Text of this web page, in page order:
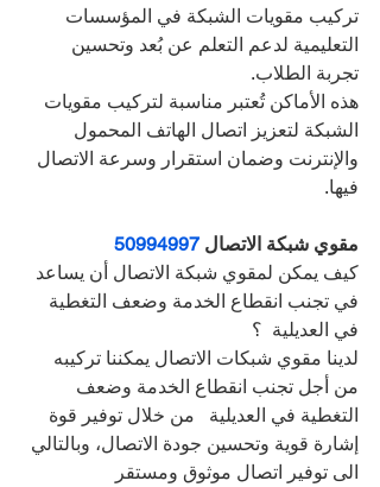
تركيب مقويات الشبكة في المؤسسات
التعليمية لدعم التعلم عن بُعد وتحسين
تجربة الطلاب.
هذه الأماكن تُعتبر مناسبة لتركيب مقويات
الشبكة لتعزيز اتصال الهاتف المحمول
والإنترنت وضمان استقرار وسرعة الاتصال
فيها.
مقوي شبكة الاتصال 50994997
كيف يمكن لمقوي شبكة الاتصال أن يساعد
في تجنب انقطاع الخدمة وضعف التغطية
في العديلية  ؟
لدينا مقوي شبكات الاتصال يمكننا تركيبه
من أجل تجنب انقطاع الخدمة وضعف
التغطية في العديلية   من خلال توفير قوة
إشارة قوية وتحسين جودة الاتصال، وبالتالي
الى توفير اتصال موثوق ومستقر